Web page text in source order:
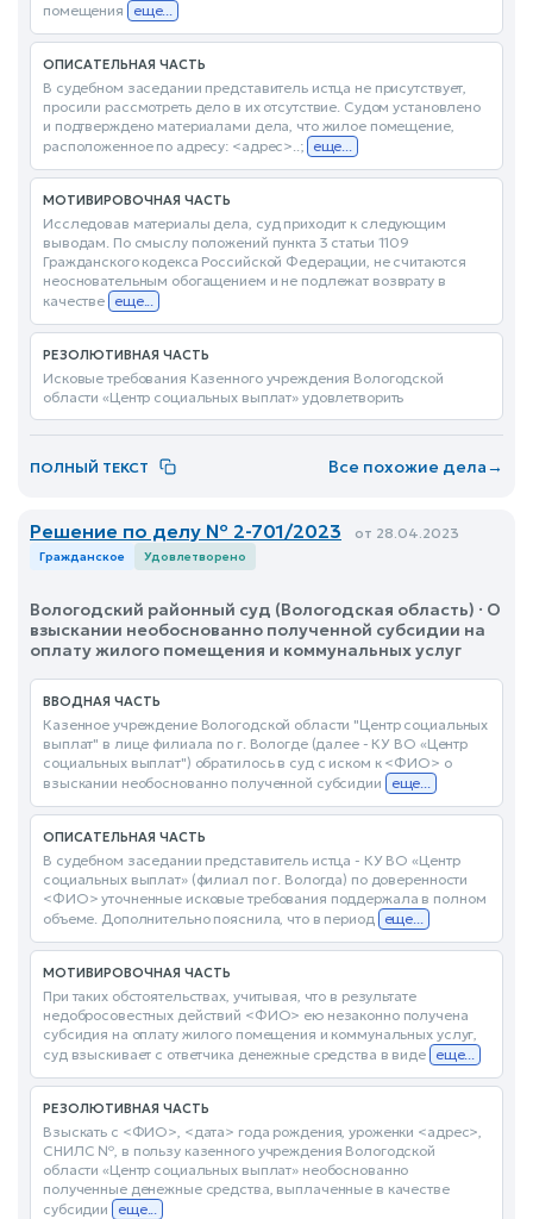
помещения
еще...
ОПИСАТЕЛЬНАЯ ЧАСТЬ
В судебном заседании представитель истца не присутствует,
просили рассмотреть дело в их отсутствие. Судом установлено
и подтверждено материалами дела, что жилое помещение,
расположенное по адресу: <адрес>..; еще...
МОТИВИРОВОЧНАЯ ЧАСТЬ
Исследовав материалы дела, суд приходит к следующим
выводам. По смыслу положений пункта 3 статьи 1109
Гражданского кодекса Российской Федерации, не считаются
неосновательным обогащением и не подлежат возврату в
качестве еще...
РЕЗОЛЮТИВНАЯ ЧАСТЬ
Исковые требования Казенного учреждения Вологодской
области «Центр социальных выплат» удовлетворить
ПОЛНЫЙ ТЕКСТ Все похожие дела→
Решение по делу № 2-701/2023 от 28.04.2023
Гражданское Удовлетворено
Вологодский районный суд (Вологодская область) · О
взыскании необоснованно полученной субсидии на
оплату жилого помещения и коммунальных услуг
ВВОДНАЯ ЧАСТЬ
Казенное учреждение Вологодской области "Центр социальных
выплат" в лице филиала по г. Вологде (далее - КУ ВО «Центр
социальных выплат") обратилось в суд с иском к <ФИО> о
взыскании необоснованно полученной субсидии
еще...
ОПИСАТЕЛЬНАЯ ЧАСТЬ
В судебном заседании представитель истца - КУ ВО «Центр
социальных выплат» (филиал по г. Вологда) по доверенности
<ФИО> уточненные исковые требования поддержала в полном
объеме. Дополнительно пояснила, что в период еще...
МОТИВИРОВОЧНАЯ ЧАСТЬ
При таких обстоятельствах, учитывая, что в результате
недобросовестных действий <ФИО> ею незаконно получена
субсидия на оплату жилого помещения и коммунальных услуг,
суд взыскивает с ответчика денежные средства в виде еще...
РЕЗОЛЮТИВНАЯ ЧАСТЬ
Взыскать с <ФИО>, <дата> года рождения, уроженки <адрес>,
СНИЛС №, в пользу казенного учреждения Вологодской
области «Центр социальных выплат» необоснованно
полученные денежные средства, выплаченные в качестве
субсидии
еще...